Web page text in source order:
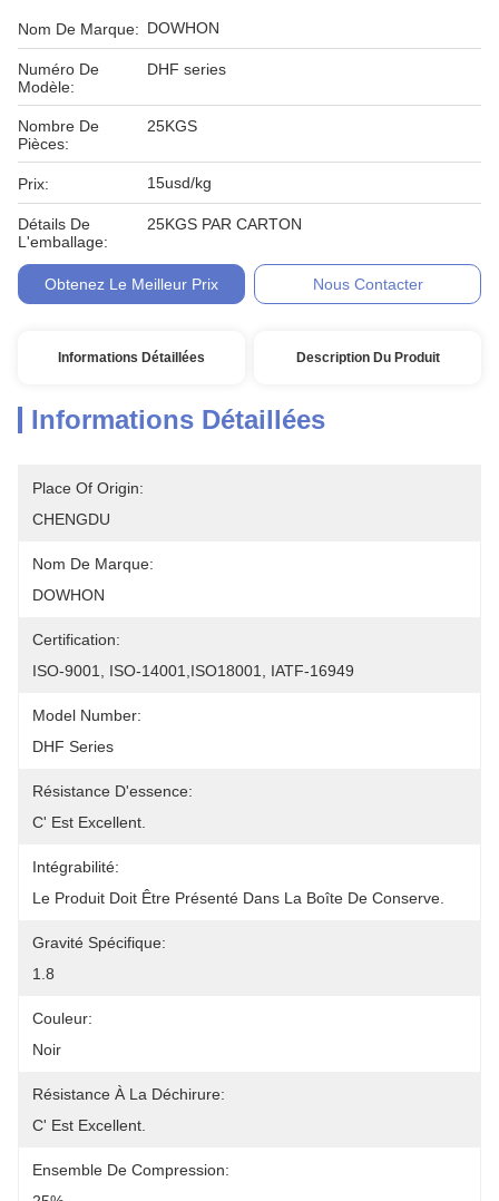
Nom De Marque: DOWHON
Numéro De
Modèle:
DHF series
Nombre De
Pièces:
25KGS
Prix: 15usd/kg
Détails De
L'emballage:
25KGS PAR CARTON
Obtenez Le Meilleur Prix Nous Contacter
Informations Détaillées Description Du Produit
Informations Détaillées
Place Of Origin:
CHENGDU
Nom De Marque:
DOWHON
Certification:
ISO-9001, ISO-14001,ISO18001, IATF-16949
Model Number:
DHF Series
Résistance D'essence:
C' Est Excellent.
Intégrabilité:
Le Produit Doit Être Présenté Dans La Boîte De Conserve.
Gravité Spécifique:
1.8
Couleur:
Noir
Résistance À La Déchirure:
C' Est Excellent.
Ensemble De Compression: